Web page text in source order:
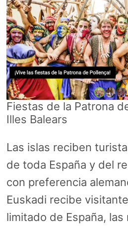
Fiestas de la Patrona
Illes Balears
Las islas reciben
de toda España y del
con preferencia
Euskadi recibe
limitado de España, las